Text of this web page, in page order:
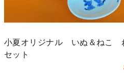
小夏オリジナル いぬ＆ねこ
セット